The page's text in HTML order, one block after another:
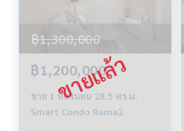
฿1,300,000
฿1,200,000
ขาย 1 ห้องนอน 28.5 ตร.ม.
Smart Condo Rama2